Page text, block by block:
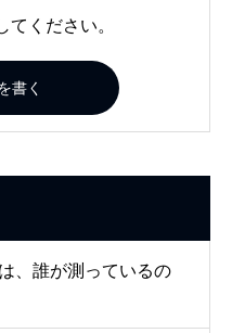
てください。
書く
、誰が測っているの